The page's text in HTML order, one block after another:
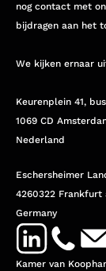
nog contact met
bijdragen aan het
We kijken ernaar
Keurenplein 41,
1069 CD
Nederland
Eschersheimer
4260322 Frankfurt
Germany
Kamer van